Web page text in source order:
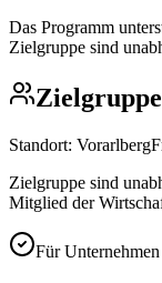
Das Programm
Zielgruppe sind
Zielgruppe
Standort: Vorarlberg
Zielgruppe sind
Mitglied der
Für